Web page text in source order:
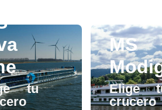
tu
MS
Elige
crucero